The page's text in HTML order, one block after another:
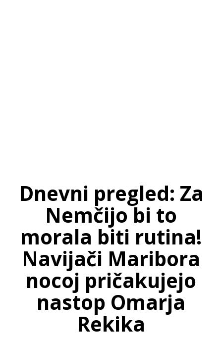
Dnevni pregled: Za
Nemčijo bi to
morala biti rutina!
Navijači Maribora
nocoj pričakujejo
nastop Omarja
Rekika